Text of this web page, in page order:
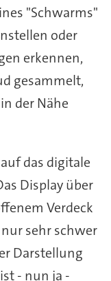
"Schwarms"
oder
erkennen,
gesammelt,
der Nähe
das digitale
Display über
Verdeck
sehr schwer
Darstellung
- nun ja -